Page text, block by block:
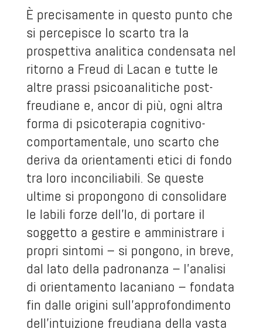
È precisamente in questo punto che
si percepisce lo scarto tra la
prospettiva analitica condensata nel
ritorno a Freud di Lacan e tutte le
altre prassi psicoanalitiche post-
freudiane e, ancor di più, ogni altra
forma di psicoterapia cognitivo-
comportamentale, uno scarto che
deriva da orientamenti etici di fondo
tra loro inconciliabili. Se queste
ultime si propongono di consolidare
le labili forze dell’Io, di portare il
soggetto a gestire e amministrare i
propri sintomi – si pongono, in breve,
dal lato della padronanza – l’analisi
di orientamento lacaniano – fondata
fin dalle origini sull’approfondimento
dell’intuizione freudiana della vasta